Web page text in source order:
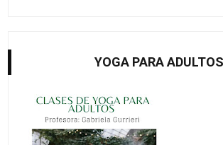
YOGA PARA ADULTOS